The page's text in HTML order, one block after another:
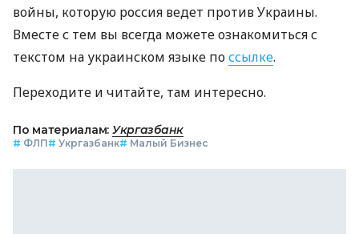
войны, которую россия ведет против Украины.
Вместе с тем вы всегда можете ознакомиться с
текстом на украинском языке поссылке.
Переходите и читайте, там интересно.
По материалам: Укргазбанк
# ФЛП# Укргазбанк# Малый Бизнес